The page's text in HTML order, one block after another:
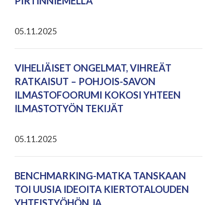
05.11.2025
VIHELIÄISET ONGELMAT, VIHREÄT
RATKAISUT – POHJOIS-SAVON
ILMASTOFOORUMI KOKOSI YHTEEN
ILMASTOTYÖN TEKIJÄT
05.11.2025
BENCHMARKING-MATKA TANSKAAN
TOI UUSIA IDEOITA KIERTOTALOUDEN
YHTEISTYÖHÖN JA